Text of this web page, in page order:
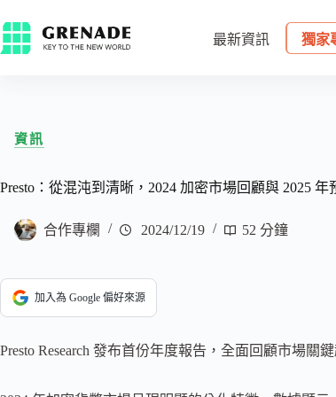
最新資訊 獨家
資訊
Presto：從混沌到清晰，2024 加密市場回顧與 2025 年
合作專欄 2024/12/19 52 分鐘
加入為 Google 偏好來源
Presto Research 發布首份年度報告，全面回顧市場關